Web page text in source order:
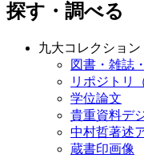
探す・調べる
九大コレクション
図書・雑誌
リポジトリ
学位論文
貴重資料デ
中村哲著述
蔵書印画像